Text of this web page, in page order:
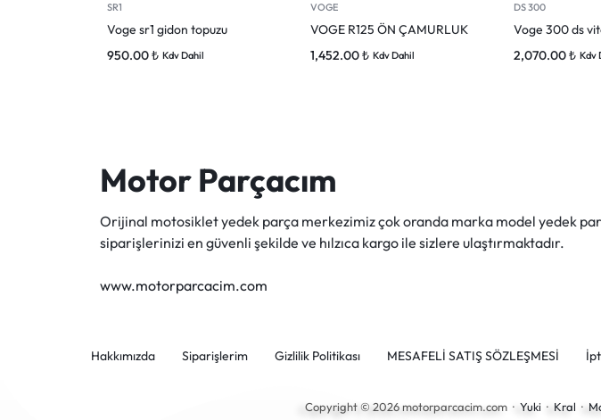
SR1
Voge sr1 gidon topuzu
950.00₺ Kdv Dahil
VOGE
VOGE R125 ÖN ÇAMURLUK
1,452.00₺ Kdv Dahil
DS 300
Voge 300 ds
2,070.00₺ Kdv
Motor Parçacım
Orijinal motosiklet yedek parça merkezimiz çok oranda marka model yedek
siparişlerinizi en güvenli şekilde ve hılzıca kargo ile sizlere ulaştırmaktadır.
www.motorparcacim.com
Hakkımızda Siparişlerim Gizlilik Politikası MESAFELİ SATIŞ SÖZLEŞMESİ
Copyright © 2026 motorparcacim.com · Yuki · Kral ·